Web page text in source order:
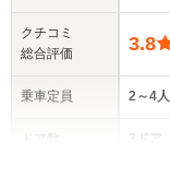
クチコミ
総合評価
乗車定員
ドア数
3.8
2～4人
3ドア